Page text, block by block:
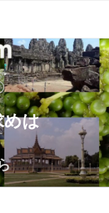
めは